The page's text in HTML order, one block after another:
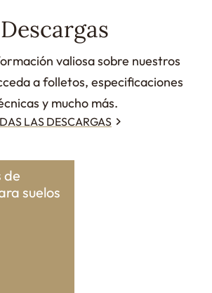
Descargas
valiosa sobre nuestros
a folletos, especificaciones
y mucho más.
LAS DESCARGAS
de
suelos